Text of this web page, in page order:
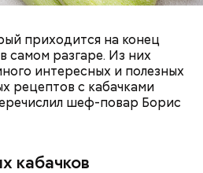
приходится на конец
самом разгаре. Из них
интересных и полезных
рецептов с кабачками
шеф-повар Борис
кабачков